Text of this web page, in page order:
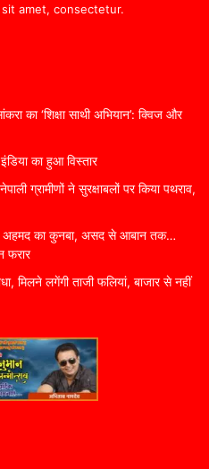
amet, consectetur.
का ‘शिक्षा साथी अभियान’: क्विज और
का हुआ विस्तार
ग्रामीणों ने सुरक्षाबलों पर किया पथराव,
अहमद का कुनबा, असद से आबान तक…
फरार
मिलने लगेंगी ताजी फलियां, बाजार से नहीं